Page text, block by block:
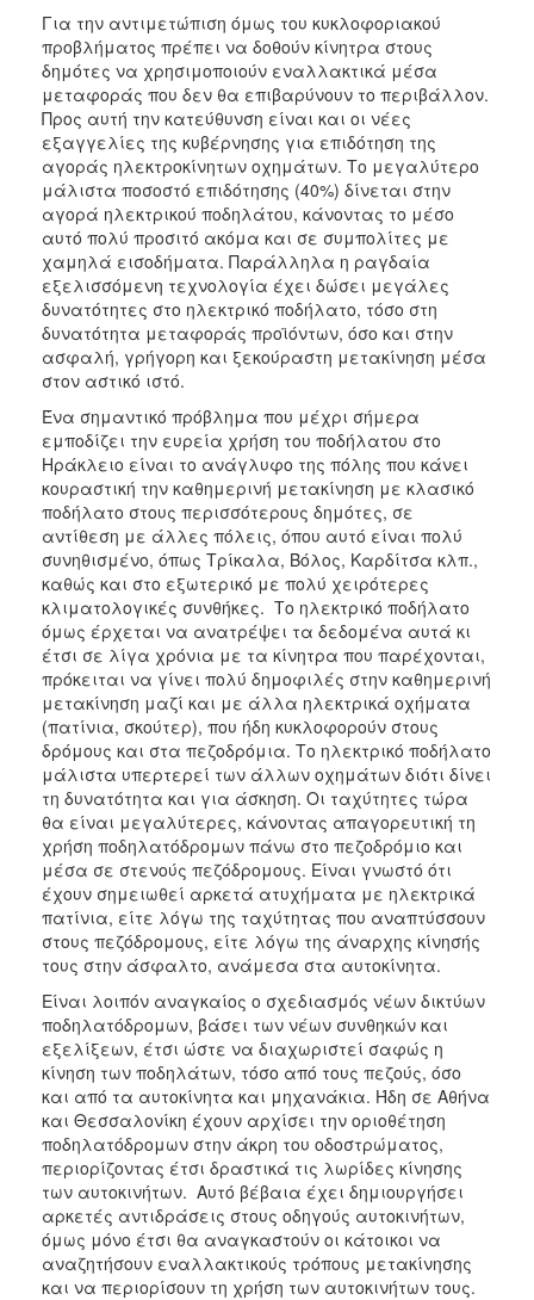
Για την αντιμετώπιση όμως του κυκλοφοριακού
προβλήματος πρέπει να δοθούν κίνητρα στους
δημότες να χρησιμοποιούν εναλλακτικά μέσα
μεταφοράς που δεν θα επιβαρύνουν το περιβάλλον.
Προς αυτή την κατεύθυνση είναι και οι νέες
εξαγγελίες της κυβέρνησης για επιδότηση της
αγοράς ηλεκτροκίνητων οχημάτων. Το μεγαλύτερο
μάλιστα ποσοστό επιδότησης (40%) δίνεται στην
αγορά ηλεκτρικού ποδηλάτου, κάνοντας το μέσο
αυτό πολύ προσιτό ακόμα και σε συμπολίτες με
χαμηλά εισοδήματα. Παράλληλα η ραγδαία
εξελισσόμενη τεχνολογία έχει δώσει μεγάλες
δυνατότητες στο ηλεκτρικό ποδήλατο, τόσο στη
δυνατότητα μεταφοράς προϊόντων, όσο και στην
ασφαλή, γρήγορη και ξεκούραστη μετακίνηση μέσα
στον αστικό ιστό.
Ένα σημαντικό πρόβλημα που μέχρι σήμερα
εμποδίζει την ευρεία χρήση του ποδήλατου στο
Ηράκλειο είναι το ανάγλυφο της πόλης που κάνει
κουραστική την καθημερινή μετακίνηση με κλασικό
ποδήλατο στους περισσότερους δημότες, σε
αντίθεση με άλλες πόλεις, όπου αυτό είναι πολύ
συνηθισμένο, όπως Τρίκαλα, Βόλος, Καρδίτσα κλπ.,
καθώς και στο εξωτερικό με πολύ χειρότερες
κλιματολογικές συνθήκες. Το ηλεκτρικό ποδήλατο
όμως έρχεται να ανατρέψει τα δεδομένα αυτά κι
έτσι σε λίγα χρόνια με τα κίνητρα που παρέχονται,
πρόκειται να γίνει πολύ δημοφιλές στην καθημερινή
μετακίνηση μαζί και με άλλα ηλεκτρικά οχήματα
(πατίνια, σκούτερ), που ήδη κυκλοφορούν στους
δρόμους και στα πεζοδρόμια. Το ηλεκτρικό ποδήλατο
μάλιστα υπερτερεί των άλλων οχημάτων διότι δίνει
τη δυνατότητα και για άσκηση. Οι ταχύτητες τώρα
θα είναι μεγαλύτερες, κάνοντας απαγορευτική τη
χρήση ποδηλατόδρομων πάνω στο πεζοδρόμιο και
μέσα σε στενούς πεζόδρομους. Είναι γνωστό ότι
έχουν σημειωθεί αρκετά ατυχήματα με ηλεκτρικά
πατίνια, είτε λόγω της ταχύτητας που αναπτύσσουν
στους πεζόδρομους, είτε λόγω της άναρχης κίνησής
τους στην άσφαλτο, ανάμεσα στα αυτοκίνητα.
Είναι λοιπόν αναγκαίος ο σχεδιασμός νέων δικτύων
ποδηλατόδρομων, βάσει των νέων συνθηκών και
εξελίξεων, έτσι ώστε να διαχωριστεί σαφώς η
κίνηση των ποδηλάτων, τόσο από τους πεζούς, όσο
και από τα αυτοκίνητα και μηχανάκια. Ήδη σε Αθήνα
και Θεσσαλονίκη έχουν αρχίσει την οριοθέτηση
ποδηλατόδρομων στην άκρη του οδοστρώματος,
περιορίζοντας έτσι δραστικά τις λωρίδες κίνησης
των αυτοκινήτων. Αυτό βέβαια έχει δημιουργήσει
αρκετές αντιδράσεις στους οδηγούς αυτοκινήτων,
όμως μόνο έτσι θα αναγκαστούν οι κάτοικοι να
αναζητήσουν εναλλακτικούς τρόπους μετακίνησης
και να περιορίσουν τη χρήση των αυτοκινήτων τους.